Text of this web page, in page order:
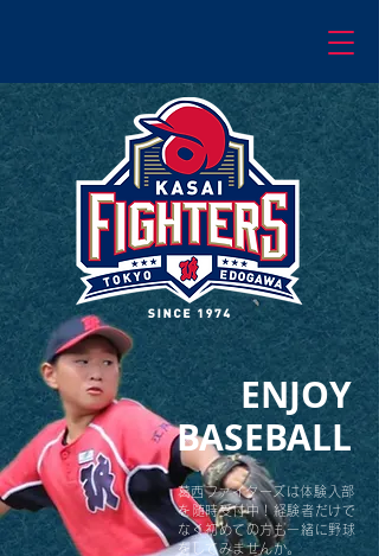
ENJOY
BASEBALL
​葛西ファイターズは体験入部
を随時受付中！経験者だけで
なく初めての方も一緒に野球
をしてみませんか。